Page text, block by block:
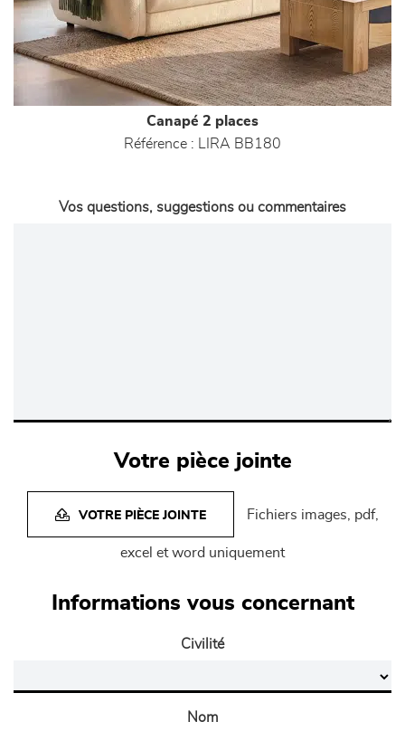
Canapé 2 places
Référence : LIRA BB180
Vos questions, suggestions ou commentaires
Votre pièce jointe
VOTRE PIÈCE JOINTE Fichiers images, pdf,
excel et word uniquement
Informations vous concernant
Civilité
Nom